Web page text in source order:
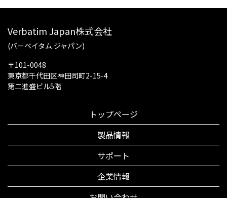
Verbatim Japan株式会社
(バーベイタム ジャパン)
〒101-0048
東京都千代田区神田司町2-15-4
第二進盛ビル5階
トップページ
製品情報
サポート
企業情報